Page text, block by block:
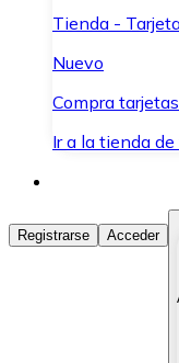
Tienda -
Nuevo
Compra
Ir a la tienda
Comprar
Compra
Vende tus
Registrarse Acceder